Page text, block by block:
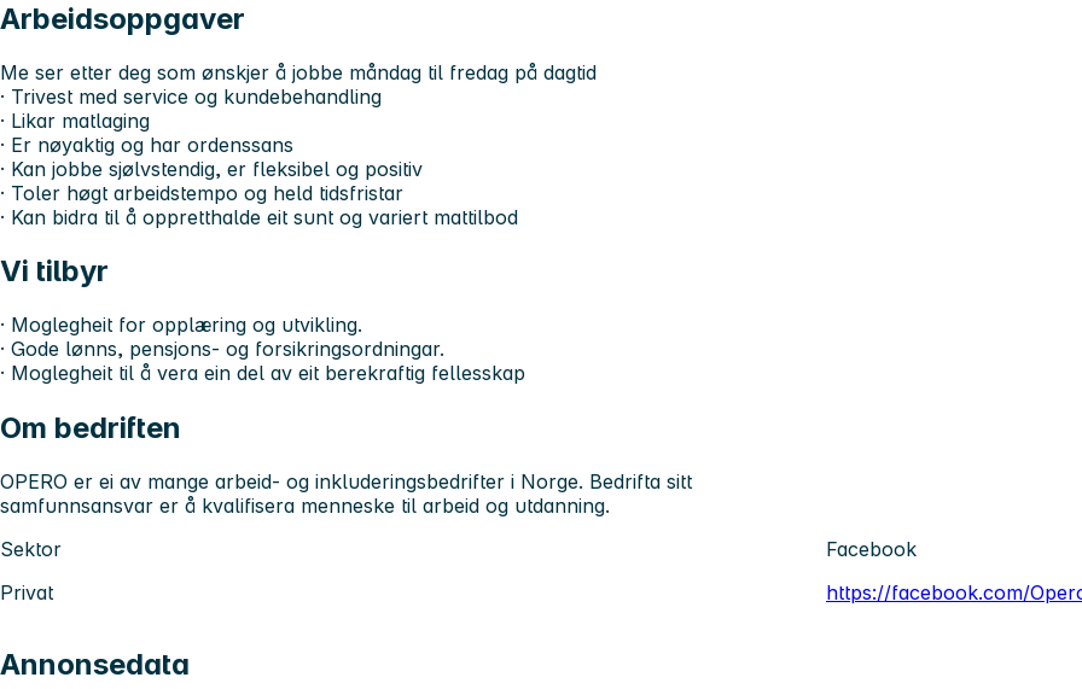
Arbeidsoppgaver
Me ser etter deg som ønskjer å jobbe måndag til fredag på dagtid
· Trivest med service og kundebehandling
· Likar matlaging
· Er nøyaktig og har ordenssans
· Kan jobbe sjølvstendig, er fleksibel og positiv
· Toler høgt arbeidstempo og held tidsfristar
· Kan bidra til å oppretthalde eit sunt og variert mattilbod
Vi tilbyr
· Moglegheit for opplæring og utvikling.
· Gode lønns, pensjons- og forsikringsordningar.
· Moglegheit til å vera ein del av eit berekraftig fellesskap
Om bedriften
OPERO er ei av mange arbeid- og inkluderingsbedrifter i Norge. Bedrifta sitt
samfunnsansvar er å kvalifisera menneske til arbeid og utdanning.
Sektor
Privat
Facebook
https://facebook.com/
Annonsedata